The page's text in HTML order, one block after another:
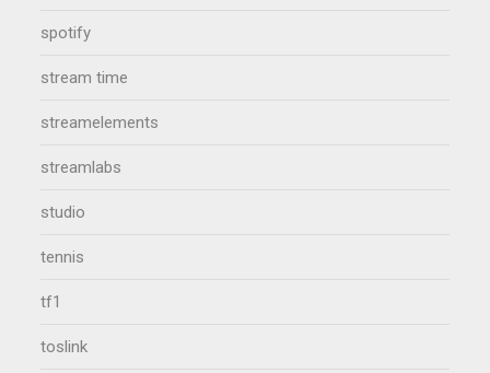
spotify
stream time
streamelements
streamlabs
studio
tennis
tf1
toslink